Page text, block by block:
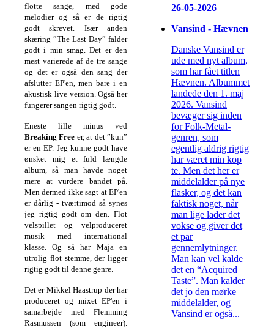
flotte sange, med gode
melodier og så er de rigtig
godt skrevet. Især anden
skæring ”The Last Day” falder
godt i min smag. Det er den
mest varierede af de tre sange
og det er også den sang der
afslutter EP'en, men bare i en
akustisk live version. Også her
fungerer sangen rigtig godt.
Eneste lille minus ved
Breaking Free er, at det ”kun”
er en EP. Jeg kunne godt have
ønsket mig et fuld længde
album, så man havde noget
mere at vurdere bandet på.
Men dermed ikke sagt at EP'en
er dårlig - tværtimod så synes
jeg rigtig godt om den. Flot
velspillet og velproduceret
musik med international
klasse. Og så har Maja en
utrolig flot stemme, der ligger
rigtig godt til denne genre.
Det er Mikkel Haastrup der har
produceret og mixet EP'en i
samarbejde med Flemming
Rasmussen (som engineer).
26-05-2026
Vansind - Hævnen
Danske Vansind er
ude med nyt album,
som har fået titlen
Hævnen. Albummet
landede den 1. maj
2026. Vansind
bevæger sig inden
for Folk-Metal-
genren, som
egentlig aldrig rigtig
har været min kop
te. Men det her er
middelalder på nye
flasker, og det kan
faktisk noget, når
man lige lader det
vokse og giver det
et par
gennemlytninger.
Man kan vel kalde
det en “Acquired
Taste”. Man kalder
det jo den mørke
middelalder, og
Vansind er også...